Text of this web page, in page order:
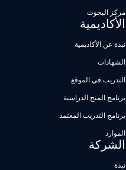
مركز البحوث
الأكاديمية
نبذة عن الأكاديمية
الشهادات
التدريب في الموقع
برنامج المنح الدراسية
برنامج التدريب المعتمد
الموارد
الشركة
نبذة